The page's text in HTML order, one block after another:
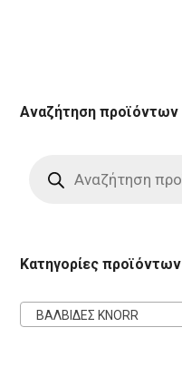
Αναζήτηση προϊόντων
search
Κατηγορίες προϊόντων
ΒΑΛΒΙΔΕΣ KNORR